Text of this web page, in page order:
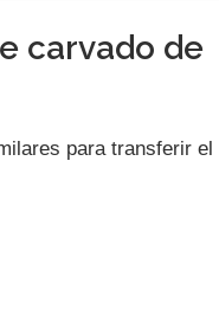
carvado de
para transferir el